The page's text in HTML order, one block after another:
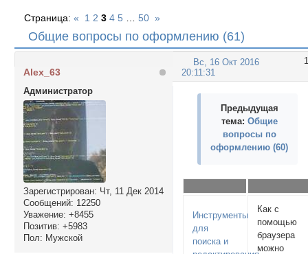
Общие вопросы по оформлению (61)
Страница:« 1 2 3 4 5 50 »
1
Вс, 16 Окт 2016
20:11:31
Alex_63
Администратор
Зарегистрирован: Чт, 11 Дек 2014
Сообщений: 12250
Уважение: +8455
Позитив: +5983
Пол: Мужской
Предыдущая
тема: Общие
вопросы по
оформлению (60)
Инструменты
для
поиска и
Как с
помощью
браузера
можно